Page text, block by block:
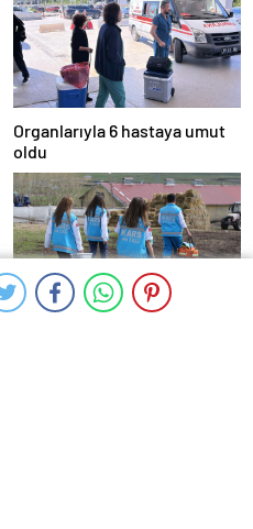
Organlarıyla 6 hastaya umut
oldu